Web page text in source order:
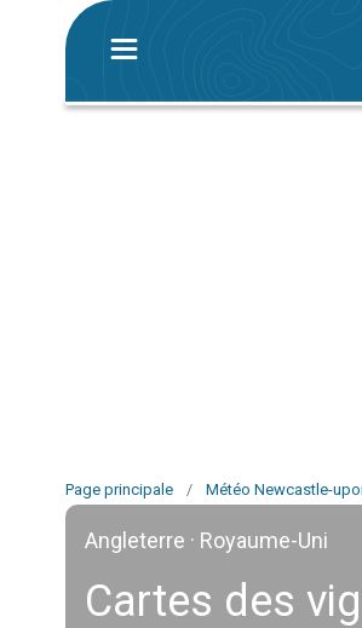
Page principale / Météo Newcastle-
Angleterre · Royaume-Uni
Cartes des